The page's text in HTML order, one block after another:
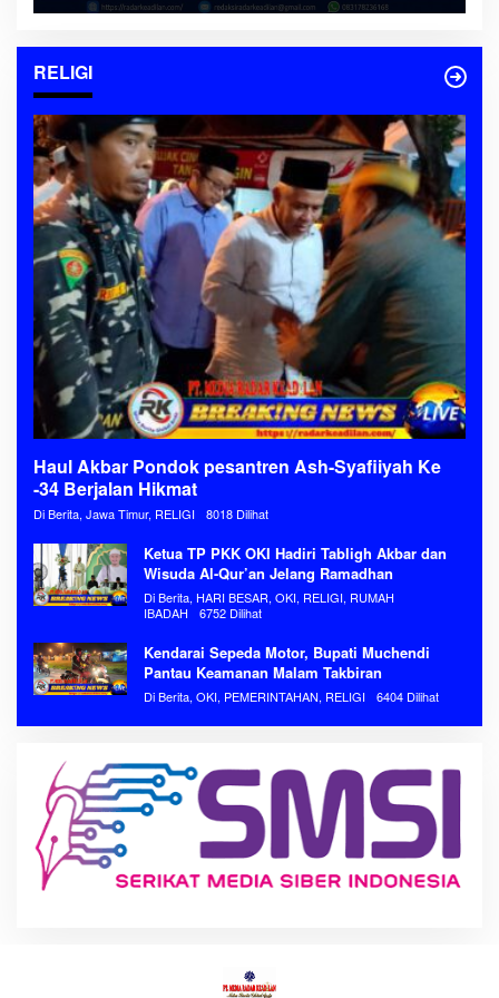
RELIGI
Haul Akbar Pondok pesantren Ash-Syafiiyah Ke
-34 Berjalan Hikmat
Di Berita, Jawa Timur, RELIGI 8018 Dilihat
Ketua TP PKK OKI Hadiri Tabligh Akbar dan
Wisuda Al-Qur’an Jelang Ramadhan
Di Berita, HARI BESAR, OKI, RELIGI, RUMAH
IBADAH
6752 Dilihat
Kendarai Sepeda Motor, Bupati Muchendi
Pantau Keamanan Malam Takbiran
Di Berita, OKI, PEMERINTAHAN, RELIGI 6404 Dilihat